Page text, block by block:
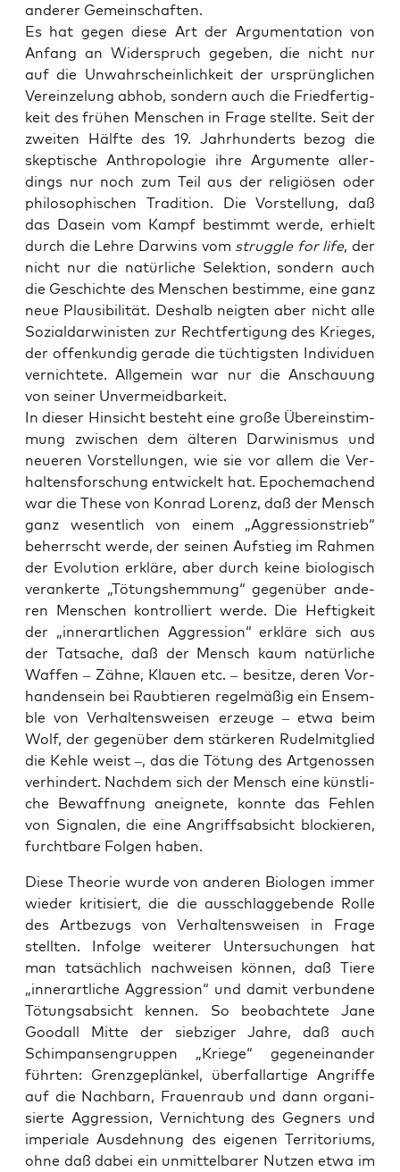
ande­rer Gemeinschaften.
Es hat gegen die­se Art der Argu­men­ta­ti­on von
Anfang an Wider­spruch gege­ben, die nicht nur
auf die Unwahr­schein­lich­keit der ursprüng­li­chen
Ver­ein­ze­lung abhob, son­dern auch die Fried­fer­tig­
keit des frü­hen Men­schen in Fra­ge stell­te. Seit der
zwei­ten Hälf­te des 19. Jahr­hun­derts bezog die
skep­ti­sche Anthro­po­lo­gie ihre Argu­men­te aller­
dings nur noch zum Teil aus der reli­giö­sen oder
phi­lo­so­phi­schen Tra­di­ti­on. Die Vor­stel­lung, daß
das Dasein vom Kampf bestimmt wer­de, erhielt
durch die Leh­re Dar­wins vom strugg­le for life, der
nicht nur die natür­li­che Selek­ti­on, son­dern auch
die Geschich­te des Men­schen bestim­me, eine ganz
neue Plau­si­bi­li­tät. Des­halb neig­ten aber nicht alle
Sozi­al­dar­wi­nis­ten zur Recht­fer­ti­gung des Krie­ges,
der offen­kun­dig gera­de die tüch­tigs­ten Indi­vi­du­en
ver­nich­te­te. All­ge­mein war nur die Anschau­ung
von sei­ner Unvermeidbarkeit.
In die­ser Hin­sicht besteht eine gro­ße Über­ein­stim­
mung zwi­schen dem älte­ren Dar­wi­nis­mus und
neue­ren Vor­stel­lun­gen, wie sie vor allem die Ver­
hal­tens­for­schung ent­wi­ckelt hat. Epo­che­ma­chend
war die The­se von Kon­rad Lorenz, daß der Mensch
ganz wesent­lich von einem „Aggres­si­ons­trieb“
beherrscht wer­de, der sei­nen Auf­stieg im Rah­men
der Evo­lu­ti­on erklä­re, aber durch kei­ne bio­lo­gisch
ver­an­ker­te „Tötungs­hem­mung“ gegen­über ande­
ren Men­schen kon­trol­liert wer­de. Die Hef­tig­keit
der „inner­art­li­chen Aggres­si­on“ erklä­re sich aus
der Tat­sa­che, daß der Mensch kaum natür­li­che
Waf­fen – Zäh­ne, Klau­en etc. – besit­ze, deren Vor­
han­den­sein bei Raub­tie­ren regel­mä­ßig ein Ensem­
ble von Ver­hal­tens­wei­sen erzeu­ge – etwa beim
Wolf, der gegen­über dem stär­ke­ren Rudel­mit­glied
die Keh­le weist –, das die Tötung des Art­ge­nos­sen
ver­hin­dert. Nach­dem sich der Mensch eine künst­li­
che Bewaff­nung aneig­ne­te, konn­te das Feh­len
von Signa­len, die eine Angriffs­ab­sicht blo­ckie­ren,
furcht­ba­re Fol­gen haben.
Die­se Theo­rie wur­de von ande­ren Bio­lo­gen immer
wie­der kri­ti­siert, die die aus­schlag­ge­ben­de Rol­le
des Art­be­zugs von Ver­hal­tens­wei­sen in Fra­ge
stell­ten. Infol­ge wei­te­rer Unter­su­chun­gen hat
man tat­säch­lich nach­wei­sen kön­nen, daß Tie­re
„inner­art­li­che Aggres­si­on“ und damit ver­bun­de­ne
Tötungs­ab­sicht ken­nen. So beob­ach­te­te Jane
Goo­dall Mit­te der sieb­zi­ger Jah­re, daß auch
Schim­pan­sen­grup­pen „Krie­ge“ gegen­ein­an­der
führ­ten: Grenz­ge­plän­kel, über­fall­ar­ti­ge Angrif­fe
auf die Nach­barn, Frau­en­raub und dann orga­ni­
sier­te Aggres­si­on, Ver­nich­tung des Geg­ners und
impe­ria­le Aus­deh­nung des eige­nen Ter­ri­to­ri­ums,
ohne daß dabei ein unmit­tel­ba­rer Nut­zen etwa im